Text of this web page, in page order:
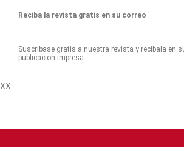
Reciba la revista gratis en su correo
Suscribase gratis a nuestra revista y recibala en
publicacion impresa.
XX